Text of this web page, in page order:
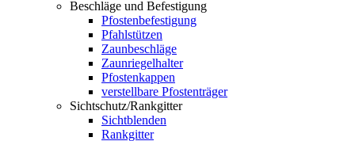
Beschläge und Befestigung
Pfostenbefestigung
Pfahlstützen
Zaunbeschläge
Zaunriegelhalter
Pfostenkappen
verstellbare Pfostenträger
Sichtschutz/Rankgitter
Sichtblenden
Rankgitter